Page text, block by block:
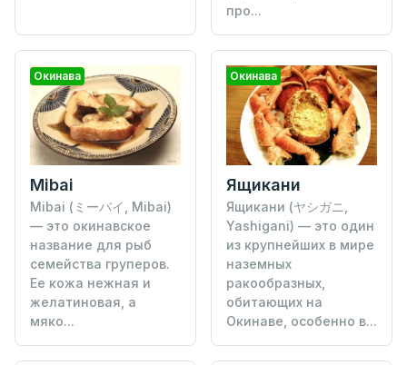
про...
Окинава
Mibai
Mibai (ミーバイ, Mibai)
— это окинавское
название для рыб
семейства груперов.
Ее кожа нежная и
желатиновая, а
мяко...
Окинава
Ящикани
Ящикани (ヤシガニ,
Yashigani) — это один
из крупнейших в мире
наземных
ракообразных,
обитающих на
Окинаве, особенно в...